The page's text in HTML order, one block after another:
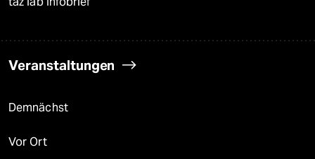
Veranstaltungen
Demnächst
Vor Ort